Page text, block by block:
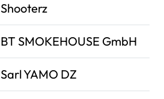
Shooterz
BT SMOKEHOUSE GmbH
Sarl YAMO DZ